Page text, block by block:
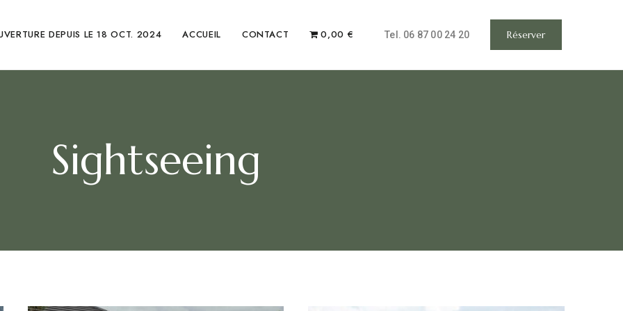
DEPUIS LE 18 OCT. 2024 ACCUEIL CONTACT 0,00 € Tel. 06 87 00 24 20 Réserver
Sightseeing